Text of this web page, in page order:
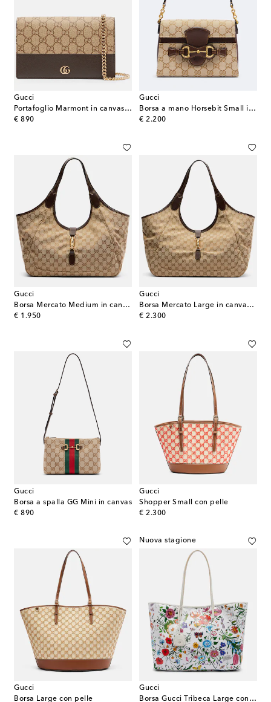
Gucci
Portafoglio Marmont in canvas GG con catena
€ 890
original price
Gucci
Borsa a mano Horsebit Small in canvas GG
€ 2.200
original price
Gucci
Borsa Mercato Medium in canvas GG
€ 1.950
original price
Gucci
Borsa Mercato Large in canvas GG
€ 2.300
original price
Gucci
Borsa a spalla GG Mini in canvas
€ 890
original price
Gucci
Shopper Small con pelle
€ 2.300
original price
Gucci
Borsa Large con pelle
Nuova stagione
Gucci
Borsa Gucci Tribeca Large con stampa